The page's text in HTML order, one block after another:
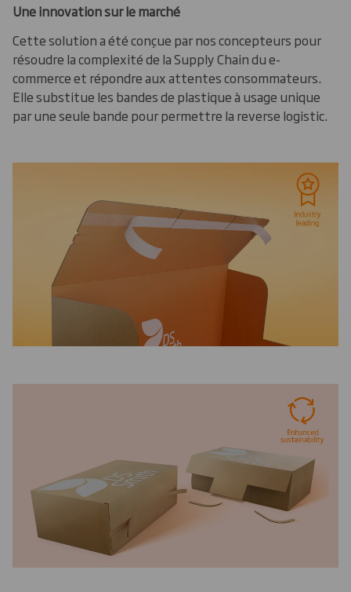
Une innovation sur le marché
Cette solution a été conçue par nos concepteurs pour
résoudre la complexité de la Supply Chain du e-
commerce et répondre aux attentes consommateurs.
Elle substitue les bandes de plastique à usage unique
par une seule bande pour permettre la reverse logistic.